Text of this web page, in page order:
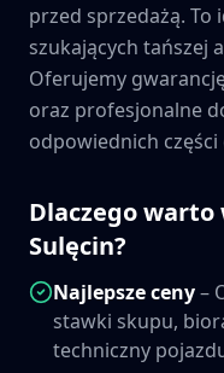
przed sprzedażą. To
szukających tańszej
Oferujemy
oraz profesjonalne
odpowiednich
Dlaczego warto
Sulęcin?
Najlepsze ceny–
stawki skupu,
techniczny